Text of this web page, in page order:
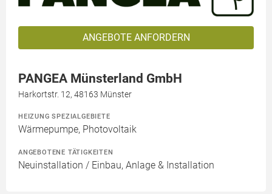
ANGEBOTE ANFORDERN
PANGEA Münsterland GmbH
Harkortstr. 12, 48163 Münster
HEIZUNG SPEZIALGEBIETE
Wärmepumpe, Photovoltaik
ANGEBOTENE TÄTIGKEITEN
Neuinstallation / Einbau, Anlage & Installation